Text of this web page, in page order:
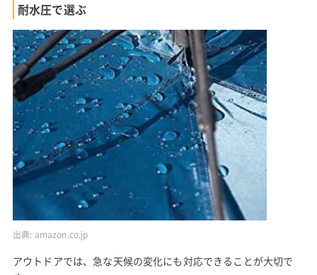
耐水圧で選ぶ
出典: amazon.co.jp
アウトドアでは、急な天候の変化にも対応できることが大切で